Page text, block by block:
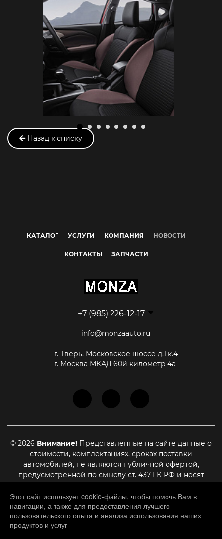
Назад к списку
КАТАЛОГ УСЛУГИ КОМПАНИЯ НОВОСТИ
КОНТАКТЫ ЗАПЧАСТИ
+7 (985) 226-12-17
info@monzaauto.ru
г. Тверь, Московское шоссе д.1 к.4
г. Москва МКАД 60й километр 4а
© 2026 Внимание! Представленные на сайте данные о
стоимости, комплектациях, сроках поставки
автомобилей, не являются публичной офертой,
предусмотренной по смыслу ст. 437 ГК РФ и носят
информационный характер. Для уточнения актуальной
стоимости, сроках поставки и иных условиях,
являющихся существенными для заключения договора
купли-продажи, необходимо связаться с нашими
Этот сайт использует cookie-файлы, чтобы помочь Вам в
навигации, а также для предоставления лучшего
пользовательского опыта и анализа использования наших
продуктов и услуг